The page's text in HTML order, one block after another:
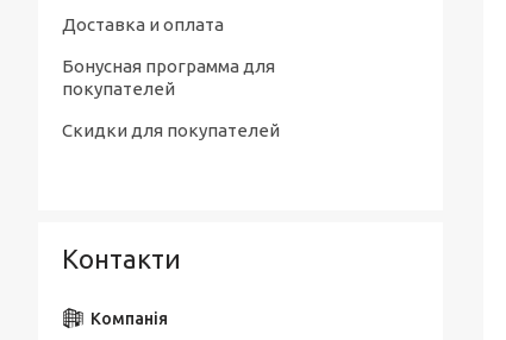
Доставка и оплата
Бонусная программа для
покупателей
Скидки для покупателей
Контакти